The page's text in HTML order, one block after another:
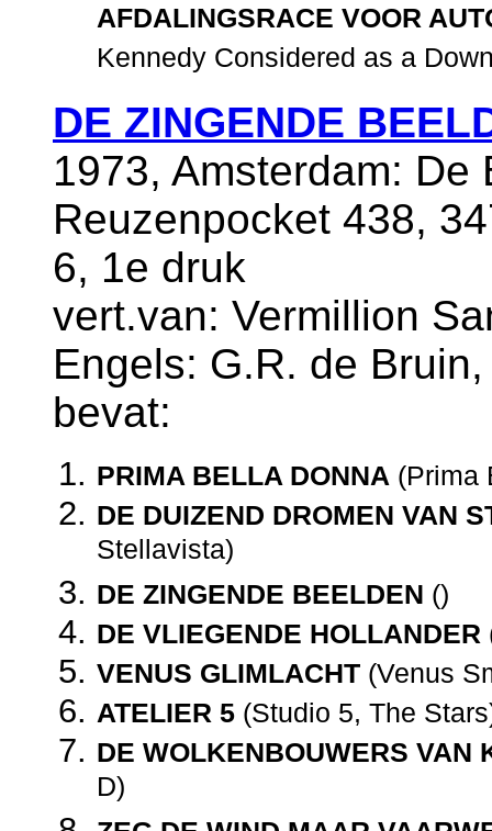
AFDALINGSRACE VOOR
Kennedy Considered as a
DE ZINGENDE
1973, Amsterdam:
Reuzenpocket 438,
6, 1e druk
vert.van: Vermillion
Engels: G.R. de
bevat:
PRIMA BELLA DONNA (Prima
DE DUIZEND DROMEN VAN
Stellavista)
DE ZINGENDE BEELDEN ()
DE VLIEGENDE HOLLANDER
VENUS GLIMLACHT (Venus
ATELIER 5 (Studio 5, The
DE WOLKENBOUWERS VAN
D)